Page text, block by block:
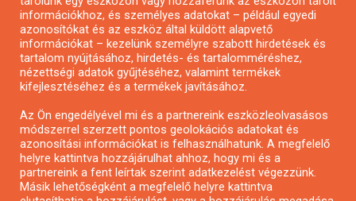
Pályázatírás önkormányzatoknak
Pályázatfigyelés
Specifikus pályázatfigyelés vagy hírlevél
Pályázatok magánszemélyeknek
Pályázatok civil szervezeteknek
információkhoz, és személyes adatokat – például egyedi
azonosítókat és az eszköz által küldött alapvető
információkat – kezelünk személyre szabott hirdetések és
tartalom nyújtásához, hirdetés- és tartalomméréshez,
nézettségi adatok gyűjtéséhez, valamint termékek
kifejlesztéséhez és a termékek javításához.
Az Ön engedélyével mi és a partnereink eszközleolvasásos
módszerrel szerzett pontos geolokációs adatokat és
azonosítási információkat is felhasználhatunk. A megfelelő
helyre kattintva hozzájárulhat ahhoz, hogy mi és a
partnereink a fent leírtak szerint adatkezelést végezzünk.
Másik lehetőségként a megfelelő helyre kattintva